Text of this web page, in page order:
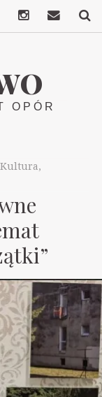
OPÓR
Kultura,
InstagramKontakt